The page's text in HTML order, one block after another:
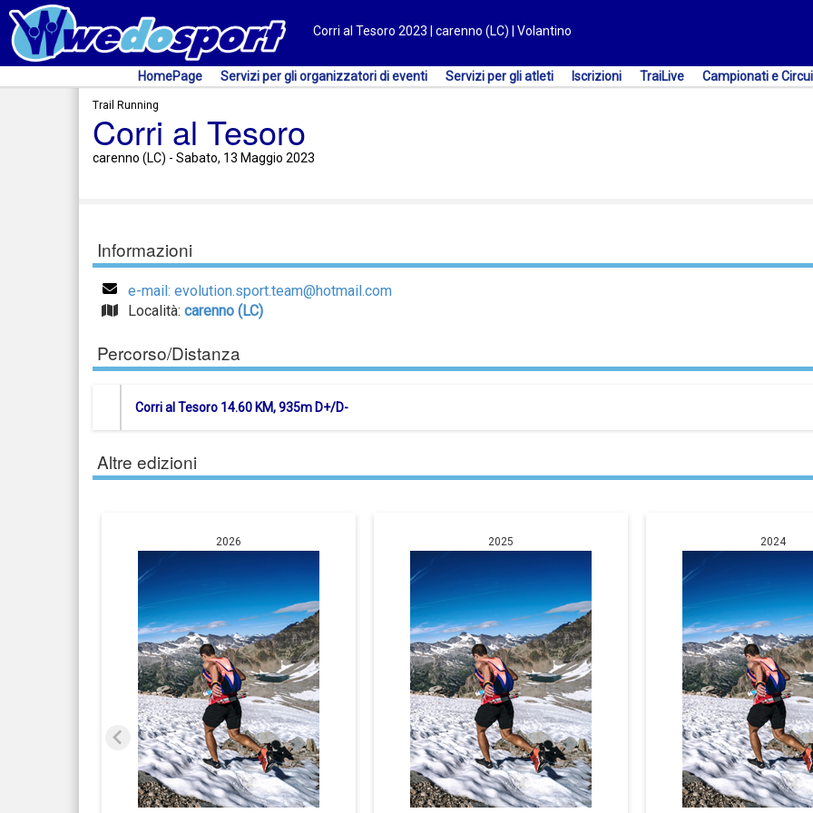
Corri al Tesoro 2023 | carenno (LC) | Volantino
HomePage Servizi per gli organizzatori di eventi Servizi per gli atleti Iscrizioni TraiLive Campionati e
Trail Running
Corri al Tesoro
carenno (LC) - Sabato, 13 Maggio 2023
Informazioni
e-mail: evolution.sport.team@hotmail.com
Località: carenno (LC)
Percorso/Distanza
Corri al Tesoro 14.60 KM, 935m D+/D-
Altre edizioni
2026 2025 2024